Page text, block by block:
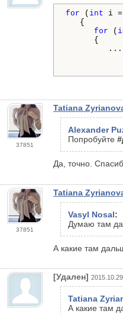
for ( int i =
{
for (
{
...
37851
Tatiana
Alexander
Попробуйте
Да, точно.
37851
Tatiana
Vasyl Nosal:
Думаю там
А какие там
[Удален]
Tatiana
А какие там